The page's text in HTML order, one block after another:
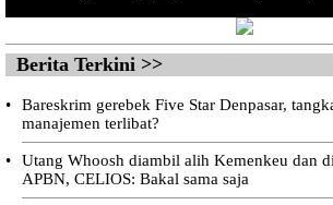
Berita Terkini >>
•
Bareskrim gerebek Five Star Denpasar,
manajemen terlibat?
•
Utang Whoosh diambil alih Kemenkeu dan
APBN, CELIOS: Bakal sama saja